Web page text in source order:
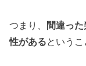
つまり、 間違っ
性があるという